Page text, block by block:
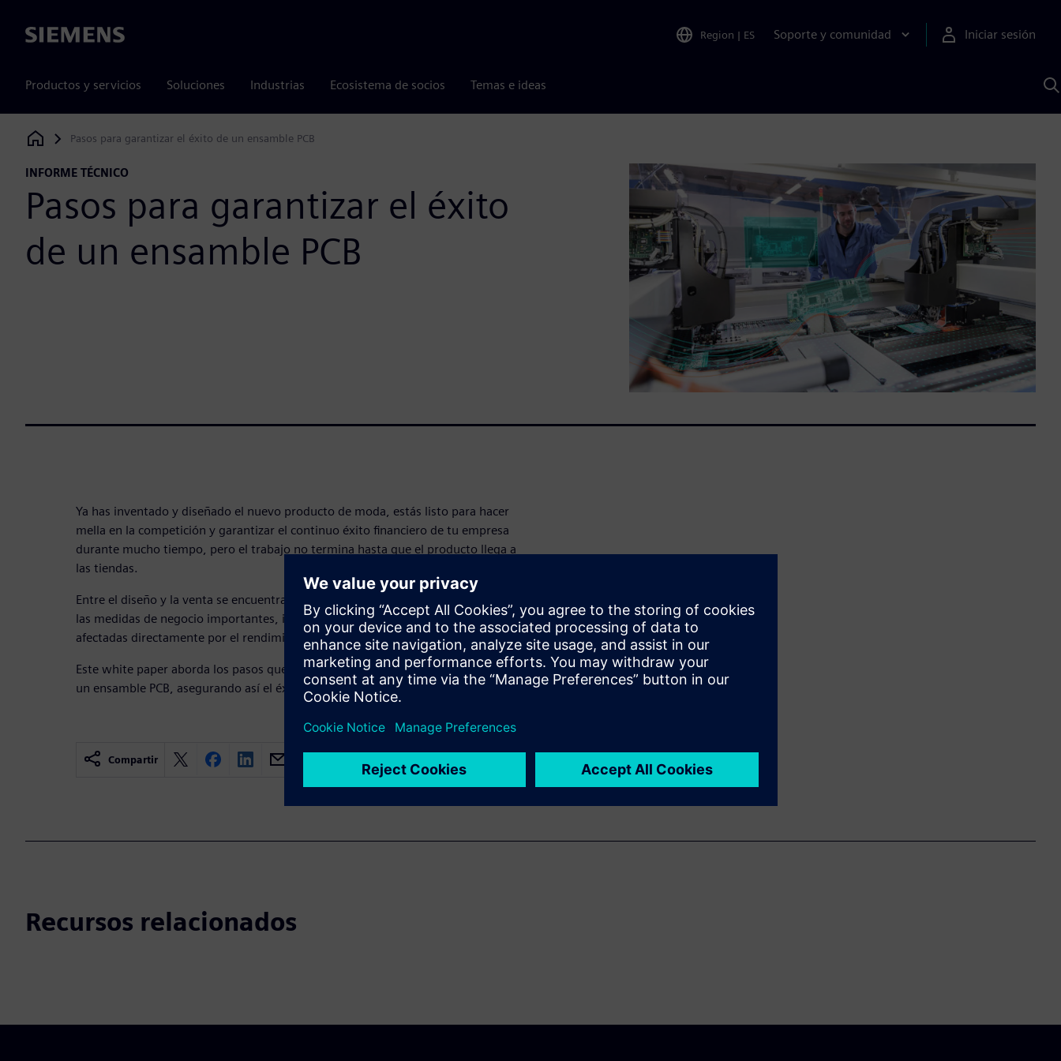
Siemens Region | ES Soporte y comunidad Iniciar sesión
Productos y servicios Soluciones Industrias Ecosistema de socios Temas e ideas
Siemens Digital Industries Software
Pasos para garantizar el éxito de un ensamble PCB
INFORME TÉCNICO
Pasos para garantizar el éxito
de un ensamble PCB
Ya has inventado y diseñado el nuevo producto de moda, estás listo para hacer
mella en la competición y garantizar el continuo éxito financiero de tu empresa
durante mucho tiempo, pero el trabajo no termina hasta que el producto llega a
las tiendas.
Entre el diseño y la venta se encuentran la fabricación y el ensamble PCB. Todas
las medidas de negocio importantes, incluidas coste, calidad y entrega, se ven
afectadas directamente por el rendimiento en la fábrica.
Este white paper aborda los pasos que debes seguir para garantizar el éxito de
un ensamble PCB, asegurando así el éxito del negocio.
Compartir
Recursos relacionados